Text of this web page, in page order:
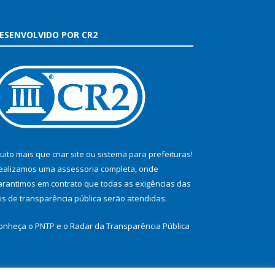
POR CR2
mais que criar site ou sistema para prefeituras!
uma assessoria completa, onde
em contrato que todas as exigências das
de transparência pública serão atendidas.
o PNTP e o Radar da Transparência Pública